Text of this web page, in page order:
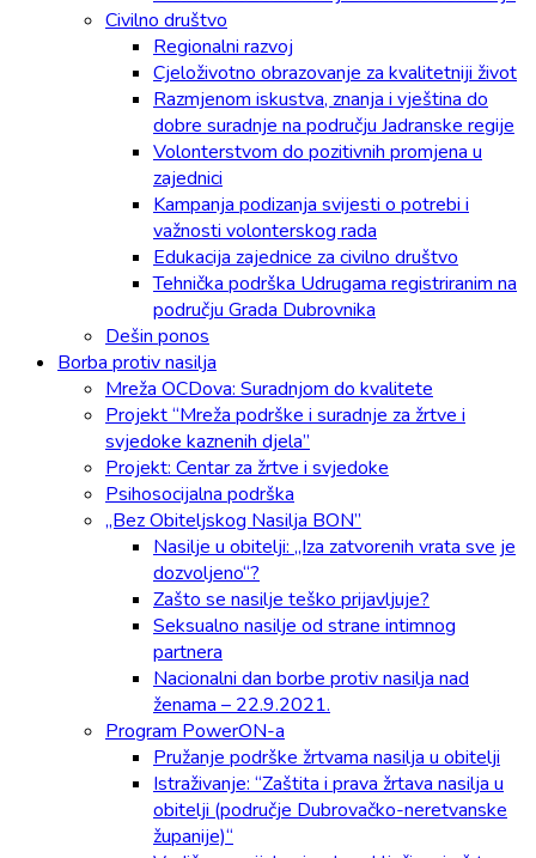
Civilno društvo
Regionalni razvoj
Cjeloživotno obrazovanje za kvalitetniji život
Razmjenom iskustva, znanja i vještina do
dobre suradnje na području Jadranske regije
Volonterstvom do pozitivnih promjena u
zajednici
Kampanja podizanja svijesti o potrebi i
važnosti volonterskog rada
Edukacija zajednice za civilno društvo
Tehnička podrška Udrugama registriranim na
području Grada Dubrovnika
Dešin ponos
Borba protiv nasilja
Mreža OCDova: Suradnjom do kvalitete
Projekt “Mreža podrške i suradnje za žrtve i
svjedoke kaznenih djela”
Projekt: Centar za žrtve i svjedoke
Psihosocijalna podrška
„Bez Obiteljskog Nasilja BON”
Nasilje u obitelji: „Iza zatvorenih vrata sve je
dozvoljeno“?
Zašto se nasilje teško prijavljuje?
Seksualno nasilje od strane intimnog
partnera
Nacionalni dan borbe protiv nasilja nad
ženama – 22.9.2021.
Program PowerON-a
Pružanje podrške žrtvama nasilja u obitelji
Istraživanje: “Zaštita i prava žrtava nasilja u
obitelji (područje Dubrovačko-neretvanske
županije)“